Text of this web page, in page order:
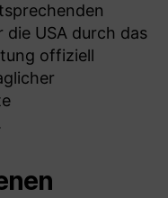
USA durch das
offiziell